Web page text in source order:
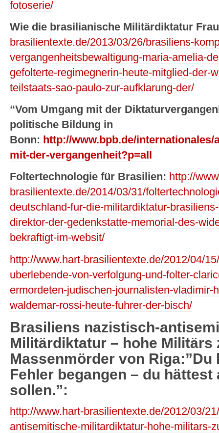
fotoserie/
Wie die brasilianische Militärdiktatur
brasilientexte.de/2013/03/26/brasiliens-
vergangenheitsbewaltigung-maria-amelia-
gefolterte-regimegnerin-heute-mitglied-der-
teilstaats-sao-paulo-zur-aufklarung-der/
“Vom Umgang mit der
politische Bildung in
Bonn: http://www.bpb.de/
mit-der-vergangenheit?p=all
Foltertechnologie für Brasilien: http://
brasilientexte.de/2014/03/31/
deutschland-fur-die-militardiktatur-
direktor-der-gedenkstatte-memorial-des-
bekraftigt-im-websit/
http://www.hart-brasilientexte.de/2012/04/
uberlebende-von-verfolgung-und-folter-
ermordeten-judischen-journalisten-vladimir-
waldemar-rossi-heute-fuhrer-der-bisch/
Brasiliens nazistisch-
Militärdiktatur – hohe Militärs
Massenmörder von Riga:”Du
Fehler begangen – du
sollen.”:
http://www.hart-brasilientexte.de/2012/03/
antisemitische-militardiktatur-hohe-militars-